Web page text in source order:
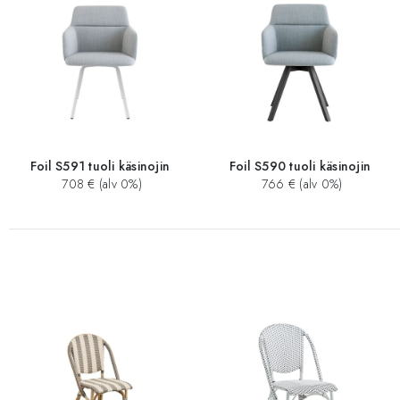
Foil S591 tuoli käsinojin
708 € (alv 0%)
Foil S590 tuoli käsinojin
766 € (alv 0%)